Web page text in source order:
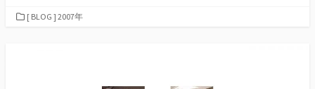
カ[ BLOG ] 2007年